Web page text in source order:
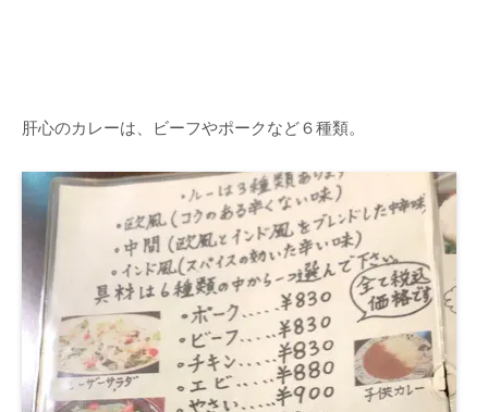
肝心のカレーは、ビーフやポークなど６種類。